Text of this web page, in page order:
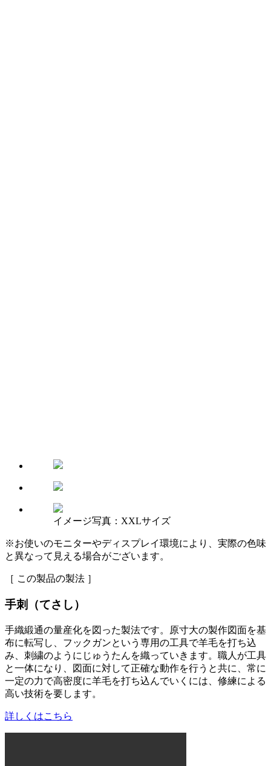
イメージ写真：XXLサイズ
※お使いのモニターやディスプレイ環境により、実際の色味
と異なって見える場合がございます。
［ この製品の製法 ］
手刺（てさし）
手織緞通の量産化を図った製法です。原寸大の製作図面を基
布に転写し、フックガンという専用の工具で羊毛を打ち込
み、刺繍のようにじゅうたんを織っていきます。職人が工具
と一体になり、図面に対して正確な動作を行うと共に、常に
一定の力で高密度に羊毛を打ち込んでいくには、修練による
高い技術を要します。
詳しくはこちら